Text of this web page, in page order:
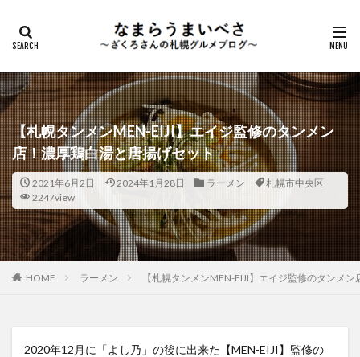
【札幌タンメンMEN-EIJI】エイジ監修のタンメン
店！濃厚鶏白湯と唐揚げセット
2021年6月2日 2024年1月28日 ラーメン
札幌市中央区
2247view
HOME ラーメン 【札幌タンメンMEN-EIJI】エイジ監修のタンメ
2020年12月に「よし乃」の後に出来た【MEN-EIJI】監修の